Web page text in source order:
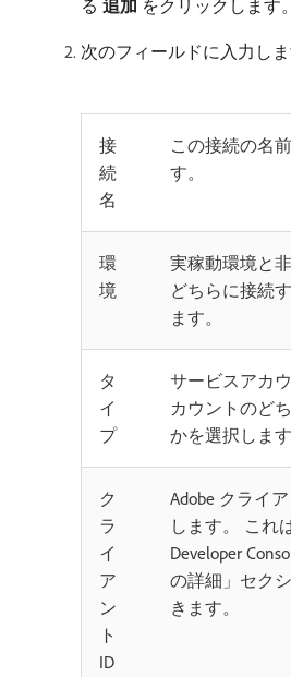
る​ 追加 ​をクリックします。
次のフィールドに入力しま
接
続
名
この接続の名
す。
環
境
実稼動環境と
どちらに接続
ます。
タ
イ
プ
サービスアカ
カウントのど
かを選択します
ク
ラ
イ
ア
ン
ト
ID
Adobe クライ
します。 これ
Developer
の詳細」セク
きます。